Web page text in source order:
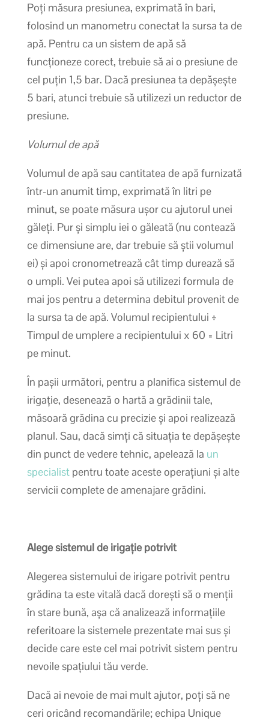
Poți măsura presiunea, exprimată în bari,
folosind un manometru conectat la sursa ta de
apă. Pentru ca un sistem de apă să
funcționeze corect, trebuie să ai o presiune de
cel puțin 1,5 bar. Dacă presiunea ta depășește
5 bari, atunci trebuie să utilizezi un reductor de
presiune.
Volumul de apă
Volumul de apă sau cantitatea de apă furnizată
într-un anumit timp, exprimată în litri pe
minut, se poate măsura ușor cu ajutorul unei
găleți. Pur și simplu iei o găleată (nu contează
ce dimensiune are, dar trebuie să știi volumul
ei) și apoi cronometrează cât timp durează să
o umpli. Vei putea apoi să utilizezi formula de
mai jos pentru a determina debitul provenit de
la sursa ta de apă. Volumul recipientului ÷
Timpul de umplere a recipientului x 60 = Litri
pe minut.
În pașii următori, pentru a planifica sistemul de
irigație, desenează o hartă a grădinii tale,
măsoară grădina cu precizie și apoi realizează
planul. Sau, dacă simți că situația te depășește
din punct de vedere tehnic, apelează la un
specialistpentru toate aceste operațiuni și alte
servicii complete de amenajare grădini.
Alege sistemul de irigație potrivit
Alegerea sistemului de irigare potrivit pentru
grădina ta este vitală dacă dorești să o menții
în stare bună, așa că analizează informațiile
referitoare la sistemele prezentate mai sus și
decide care este cel mai potrivit sistem pentru
nevoile spațiului tău verde.
Dacă ai nevoie de mai mult ajutor, poți să ne
ceri oricând recomandările; echipa Unique